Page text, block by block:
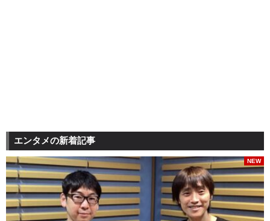
エンタメの新着記事
NEW